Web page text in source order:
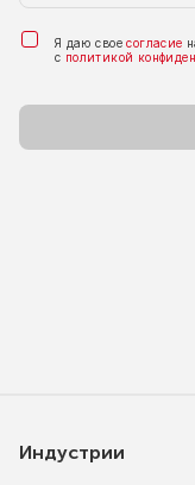
Я даю своесогласие
с политикой
Индустрии